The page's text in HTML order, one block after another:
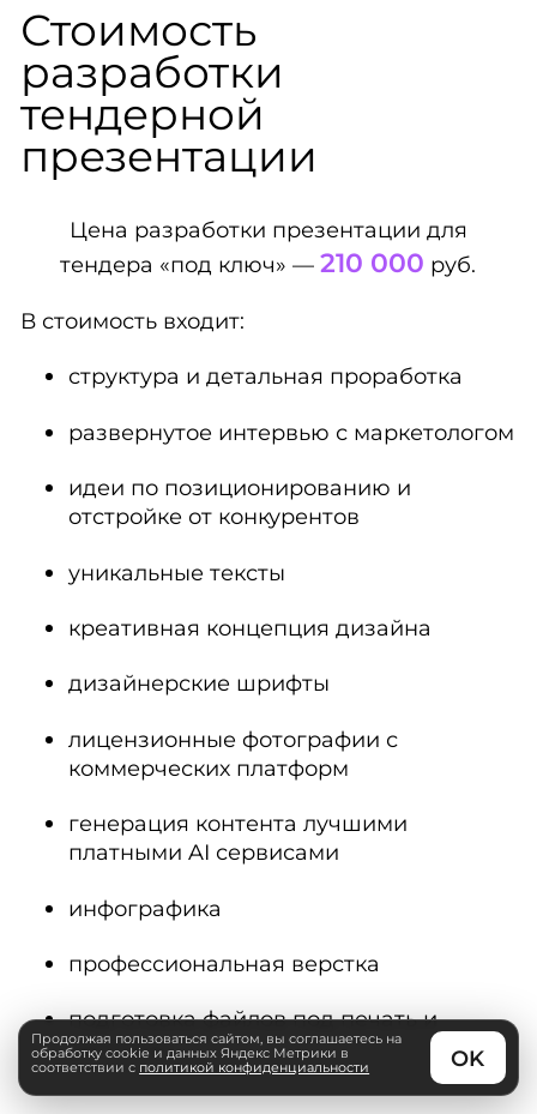
Продолжая пользоваться сайтом, вы соглашаетесь на
обработку cookie и данных Яндекс Метрики в
соответствии с политикой конфиденциальности
Стоимость
разработки
тендерной
презентации
Цена разработки презентации для
тендера «под ключ» —210 000 руб.
В стоимость входит:
структура и детальная проработка
развернутое интервью с маркетологом
идеи по позиционированию и
отстройке от конкурентов
уникальные тексты
креативная концепция дизайна
дизайнерские шрифты
лицензионные фотографии с
коммерческих платформ
генерация контента лучшими
платными AI сервисами
инфографика
профессиональная верстка
подготовка файлов под печать и
рассылку